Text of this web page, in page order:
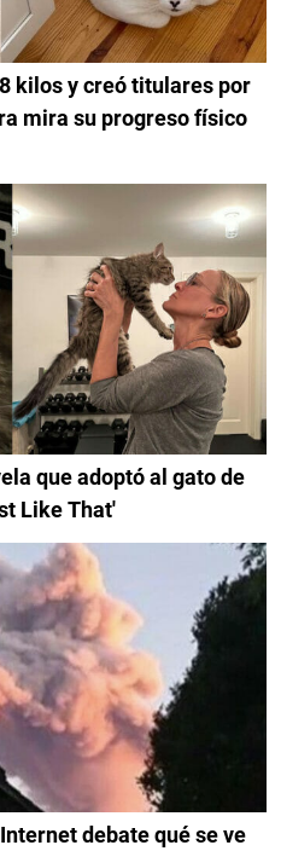
kilos y creó titulares por
mira su progreso físico
que adoptó al gato de
Like That'
debate qué se ve